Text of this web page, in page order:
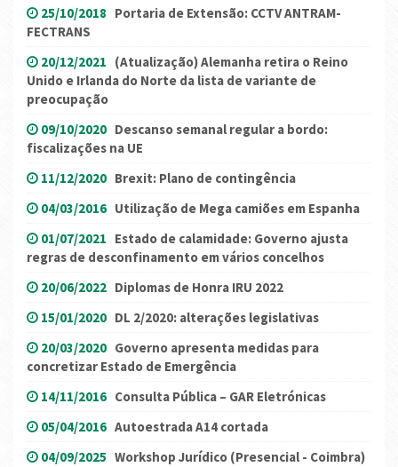
25/10/2018 Portaria de Extensão: CCTV ANTRAM-
FECTRANS
20/12/2021 (Atualização) Alemanha retira o Reino
Unido e Irlanda do Norte da lista de variante de
preocupação
09/10/2020 Descanso semanal regular a bordo:
fiscalizações na UE
11/12/2020 Brexit: Plano de contingência
04/03/2016 Utilização de Mega camiões em Espanha
01/07/2021 Estado de calamidade: Governo ajusta
regras de desconfinamento em vários concelhos
20/06/2022 Diplomas de Honra IRU 2022
15/01/2020 DL 2/2020: alterações legislativas
20/03/2020 Governo apresenta medidas para
concretizar Estado de Emergência
14/11/2016 Consulta Pública – GAR Eletrónicas
05/04/2016 Autoestrada A14 cortada
04/09/2025 Workshop Jurídico (Presencial - Coimbra)